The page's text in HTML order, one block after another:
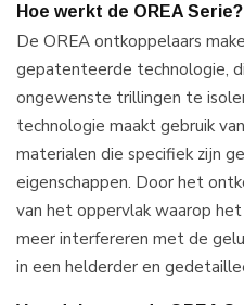
Hoe werkt de OREA Serie?
De OREA ontkoppelaars
gepatenteerde technologie,
ongewenste trillingen te
technologie maakt gebruik
materialen die specifiek zijn
eigenschappen. Door het
van het oppervlak waarop
meer interfereren met de
in een helderder en